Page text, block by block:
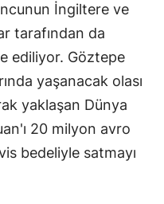
İngiltere ve
tarafından da
ediliyor. Göztepe
yaşanacak olası
yaklaşan Dünya
20 milyon avro
bedeliyle satmayı